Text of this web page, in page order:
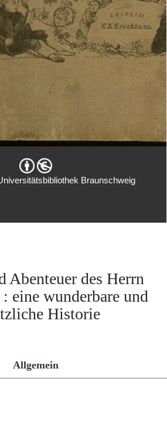
Braunschweig
Abenteuer des Herrn
eine wunderbare und
Historie
Allgemein